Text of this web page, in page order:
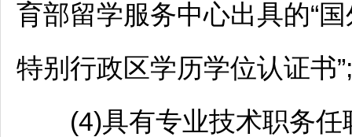
育部留学服务中心出具的“
特别行政区学历学位认证书”;
(4)具有专业技术职务任